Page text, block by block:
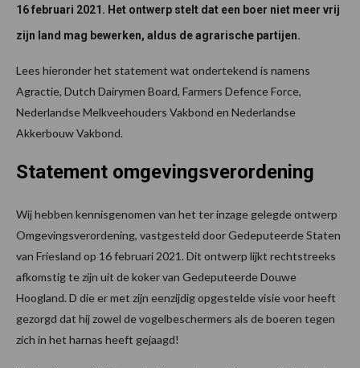
16 februari 2021. Het ontwerp stelt dat een boer niet meer vrij
zijn land mag bewerken, aldus de agrarische partijen.
Lees hieronder het statement wat ondertekend is namens
Agractie, Dutch Dairymen Board, Farmers Defence Force,
Nederlandse Melkveehouders Vakbond en Nederlandse
Akkerbouw Vakbond.
Statement omgevingsverordening
Wij hebben kennisgenomen van het ter inzage gelegde ontwerp
Omgevingsverordening, vastgesteld door Gedeputeerde Staten
van Friesland op 16 februari 2021. Dit ontwerp lijkt rechtstreeks
afkomstig te zijn uit de koker van Gedeputeerde Douwe
Hoogland. D die er met zijn eenzijdig opgestelde visie voor heeft
gezorgd dat hij zowel de vogelbeschermers als de boeren tegen
zich in het harnas heeft gejaagd!